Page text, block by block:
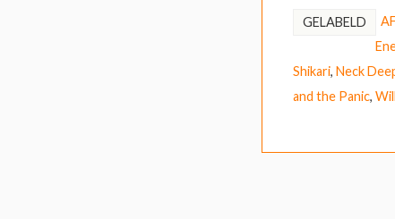
GELABELD
Shikari, Neck
and the Panic,